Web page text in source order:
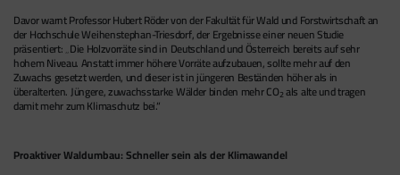
Davor warnt Professor Hubert Röder von der Fakultät für Wald und Forstwirtschaft an
der Hochschule Weihenstephan-Triesdorf, der Ergebnisse einer neuen Studie
präsentiert: „Die Holzvorräte sind in Deutschland und Österreich bereits auf sehr
hohem Niveau. Anstatt immer höhere Vorräte aufzubauen, sollte mehr auf den
Zuwachs gesetzt werden, und dieser ist in jüngeren Beständen höher als in
überalterten. Jüngere, zuwachsstarke Wälder binden mehr CO2als alte und tragen
damit mehr zum Klimaschutz bei.“
Proaktiver Waldumbau: Schneller sein als der Klimawandel